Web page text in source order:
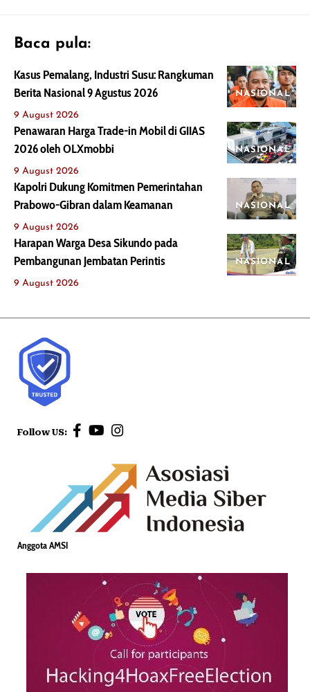
Baca pula:
NASIONAL
Kasus Pemalang, Industri Susu: Rangkuman
Berita Nasional 9 Agustus 2026
9 August 2026
NASIONAL
Penawaran Harga Trade-in Mobil di GIIAS
2026 oleh OLXmobbi
9 August 2026
NASIONAL
Kapolri Dukung Komitmen Pemerintahan
Prabowo-Gibran dalam Keamanan
9 August 2026
NASIONAL
Harapan Warga Desa Sikundo pada
Pembangunan Jembatan Perintis
9 August 2026
Follow US:
Anggota AMSI